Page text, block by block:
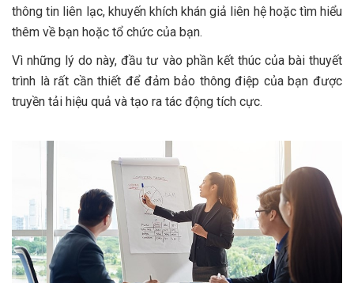
thông tin liên lạc, khuyến khích khán giả liên hệ hoặc tìm hiểu
thêm về bạn hoặc tổ chức của bạn.
Vì những lý do này, đầu tư vào phần kết thúc của bài thuyết
trình là rất cần thiết để đảm bảo thông điệp của bạn được
truyền tải hiệu quả và tạo ra tác động tích cực.